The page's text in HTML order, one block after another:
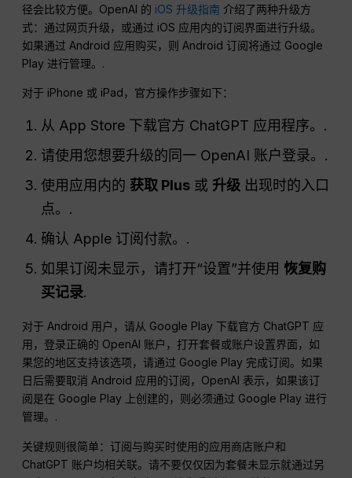
径会比较方便。OpenAI 的 iOS 升级指南 介绍了两种升级方
式：通过网页升级，或通过 iOS 应用内的订阅界面进行升级。
如果通过 Android 应用购买，则 Android 订阅将通过 Google
Play 进行管理。.
对于 iPhone 或 iPad，官方操作步骤如下：
从 App Store 下载官方 ChatGPT 应用程序。.
请使用您想要升级的同一 OpenAI 账户登录。.
使用应用内的 获取 Plus 或 升级 出现时的入口
点。.
确认 Apple 订阅付款。.
如果订阅未显示，请打开“设置”并使用 恢复购
买记录.
对于 Android 用户，请从 Google Play 下载官方 ChatGPT 应
用，登录正确的 OpenAI 账户，打开套餐或账户设置界面，如
果您的地区支持该选项，请通过 Google Play 完成订阅。如果
日后需要取消 Android 应用的订阅，OpenAI 表示，如果该订
阅是在 Google Play 上创建的，则必须通过 Google Play 进行
管理。.
关键规则很简单：订阅与购买时使用的应用商店账户和
ChatGPT 账户均相关联。请不要仅仅因为套餐未显示就通过另